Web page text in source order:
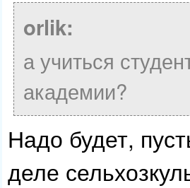
orlik:
а учиться
академии?
Надо будет,
деле